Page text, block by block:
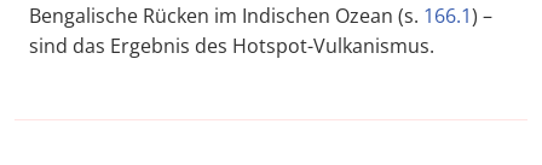
Bengalische Rücken im Indischen Ozean (s. 166.1) –
sind das Ergebnis des Hotspot-Vulkanismus.